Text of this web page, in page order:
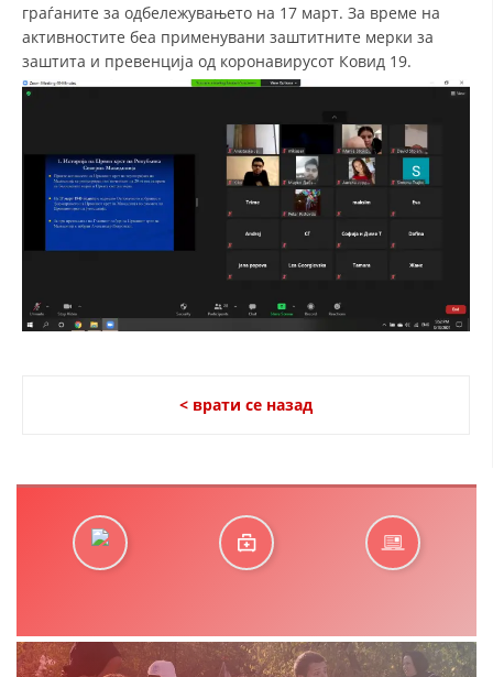
граѓаните за одбележувањето на 17 март. За време на
активностите беа применувани заштитните мерки за
заштита и превенција од коронавирусот Ковид 19.
< врати се назад